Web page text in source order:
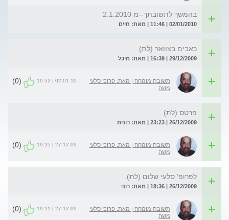
בהמשך לתשובתך--מ 2.1.2010
02/01/2010 | 11:46 | מאת: חיים
כאבים בצוואר (לת)
29/12/2009 | 16:39 | מאת: מיכל
תשובת מומחה | מאת: פרופ' סלעי
משה
02.01.10 | 10:52
(0)
פרטס (לת)
26/12/2009 | 23:23 | מאת: רונית
תשובת מומחה | מאת: פרופ' סלעי
משה
27.12.09 | 19:25
(0)
לפרופ' סלעי שלום (לת)
26/12/2009 | 18:36 | מאת: רוני
תשובת מומחה | מאת: פרופ' סלעי
משה
27.12.09 | 19:21
(0)